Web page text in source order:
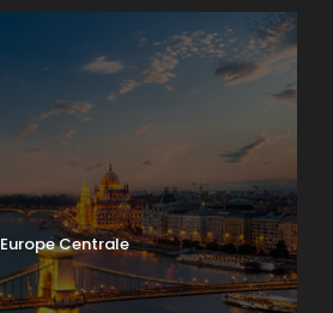
Europe Centrale